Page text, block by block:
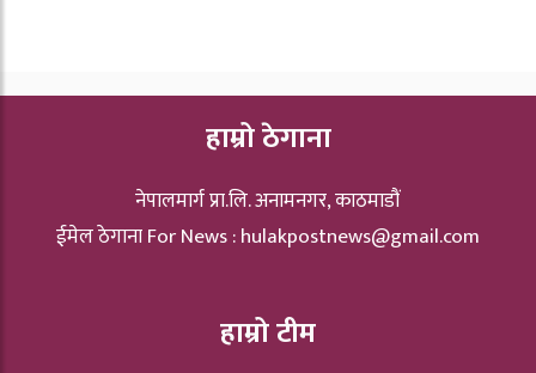
हाम्रो ठेगाना
नेपालमार्ग प्रा.लि. अनामनगर, काठमाडौं
ईमेल ठेगाना For News :hulakpostnews@gmail.com
हाम्रो टीम